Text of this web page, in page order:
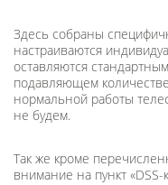
Здесь собраны
настраиваются
оставляются
подавляющем
нормальной работы
не будем.
Так же кроме
внимание на пункт «DSS-